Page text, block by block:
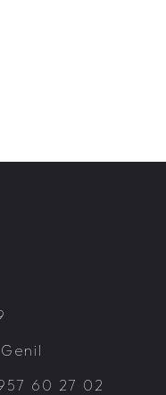
60 27 02